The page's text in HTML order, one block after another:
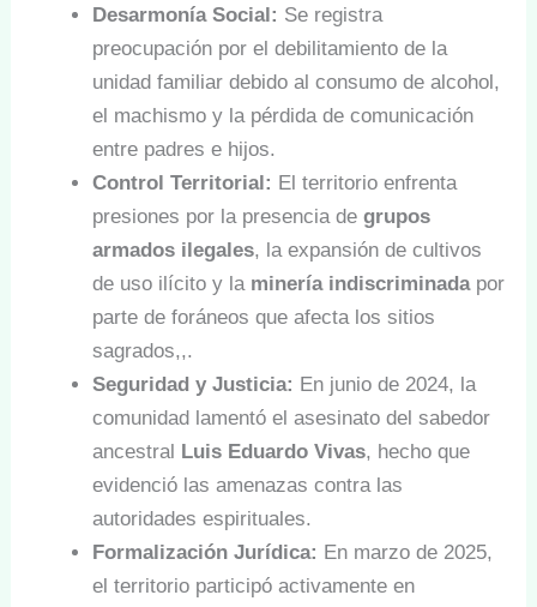
Desarmonía Social: Se registra
preocupación por el debilitamiento de la
unidad familiar debido al consumo de alcohol,
el machismo y la pérdida de comunicación
entre padres e hijos.
Control Territorial: El territorio enfrenta
presiones por la presencia degrupos
armados ilegales, la expansión de cultivos
de uso ilícito y la minería indiscriminadapor
parte de foráneos que afecta los sitios
sagrados,,.
Seguridad y Justicia: En junio de 2024, la
comunidad lamentó el asesinato del sabedor
ancestral Luis Eduardo Vivas, hecho que
evidenció las amenazas contra las
autoridades espirituales.
Formalización Jurídica: En marzo de 2025,
el territorio participó activamente en